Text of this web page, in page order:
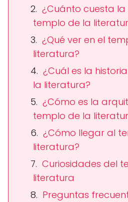
¿Cuánto cuesta
templo de la
¿Qué ver en el
literatura?
¿Cuál es la
la literatura?
¿Cómo es la
templo de la
¿Cómo llegar al
literatura?
Curiosidades del
literatura
Preguntas